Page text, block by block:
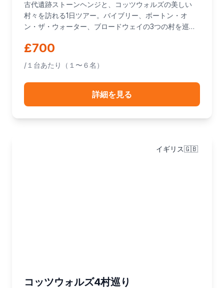
古代遺跡ストーンヘンジと、コッツウォルズの美しい
村々を訪れる1日ツアー。バイブリー、ボートン・オ
ン・ザ・ウォーター、ブロードウェイの3つの村を巡り
£700
/１台あたり（１〜６名）
詳細を見る
イギリス🇬🇧
コッツウォルズ4村巡り